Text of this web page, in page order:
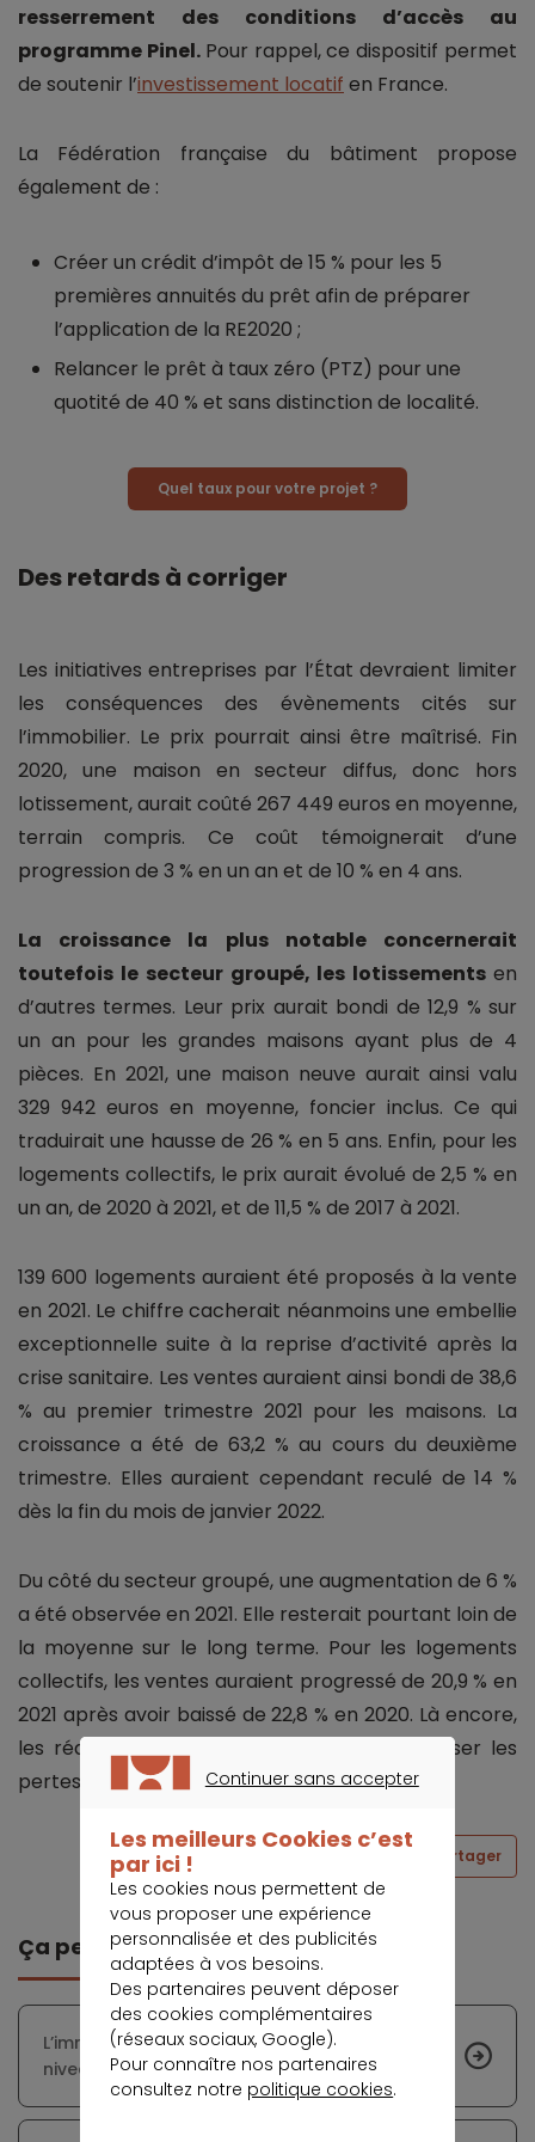
resserrement des conditions d’accès au
programme Pinel. Pour rappel, ce dispositif permet
de soutenir l’investissement locatif en France.
La Fédération française du bâtiment propose
également de :
Créer un crédit d’impôt de 15 % pour les 5
premières annuités du prêt afin de préparer
l’application de la RE2020 ;
Relancer le prêt à taux zéro (PTZ) pour une
quotité de 40 % et sans distinction de localité.
Quel taux pour votre projet ?
Des retards à corriger
Les initiatives entreprises par l’État devraient limiter
les conséquences des évènements cités sur
l’immobilier. Le prix pourrait ainsi être maîtrisé. Fin
2020, une maison en secteur diffus, donc hors
lotissement, aurait coûté 267 449 euros en moyenne,
terrain compris. Ce coût témoignerait d’une
progression de 3 % en un an et de 10 % en 4 ans.
La croissance la plus notable concernerait
toutefois le secteur groupé, les lotissements en
d’autres termes. Leur prix aurait bondi de 12,9 % sur
un an pour les grandes maisons ayant plus de 4
pièces. En 2021, une maison neuve aurait ainsi valu
329 942 euros en moyenne, foncier inclus. Ce qui
traduirait une hausse de 26 % en 5 ans. Enfin, pour les
logements collectifs, le prix aurait évolué de 2,5 % en
un an, de 2020 à 2021, et de 11,5 % de 2017 à 2021.
139 600 logements auraient été proposés à la vente
en 2021. Le chiffre cacherait néanmoins une embellie
exceptionnelle suite à la reprise d’activité après la
crise sanitaire. Les ventes auraient ainsi bondi de 38,6
% au premier trimestre 2021 pour les maisons. La
croissance a été de 63,2 % au cours du deuxième
trimestre. Elles auraient cependant reculé de 14 %
dès la fin du mois de janvier 2022.
Du côté du secteur groupé, une augmentation de 6 %
a été observée en 2021. Elle resterait pourtant loin de
la moyenne sur le long terme. Pour les logements
collectifs, les ventes auraient progressé de 20,9 % en
2021 après avoir baissé de 22,8 % en 2020. Là encore,
les réalisations ne suffiraient pas à compenser les
pertes subies depuis 2018.
Partager
Ça peut vous intéresser
L’immobilier côtier menacé par l’élévation du
niveau de la mer
Continuer sans accepter
Les meilleurs Cookies c’est
par ici !
Les cookies nous permettent de
vous proposer une expérience
personnalisée et des publicités
adaptées à vos besoins.
Des partenaires peuvent déposer
des cookies complémentaires
(réseaux sociaux, Google).
Pour connaître nos partenaires
consultez notre politique cookies.